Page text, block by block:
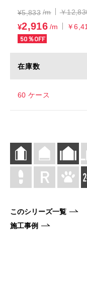
¥5,833 /m ￥
¥2,916 /m
￥
50％OFF
在庫数
60 ケース
このシリーズ一覧
施工事例